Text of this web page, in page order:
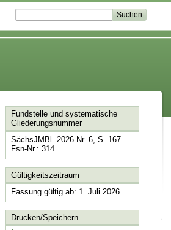
Fundstelle und systematische
Gliederungsnummer
SächsJMBl. 2026 Nr. 6, S. 167
Fsn-Nr.: 314
Gültigkeitszeitraum
Fassung gültig ab: 1. Juli 2026
Drucken/Speichern